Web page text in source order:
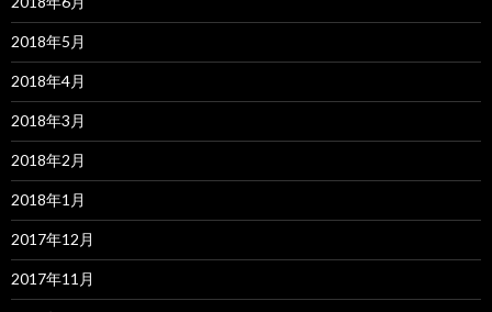
2018年5月
2018年4月
2018年3月
2018年2月
2018年1月
2017年12月
2017年11月